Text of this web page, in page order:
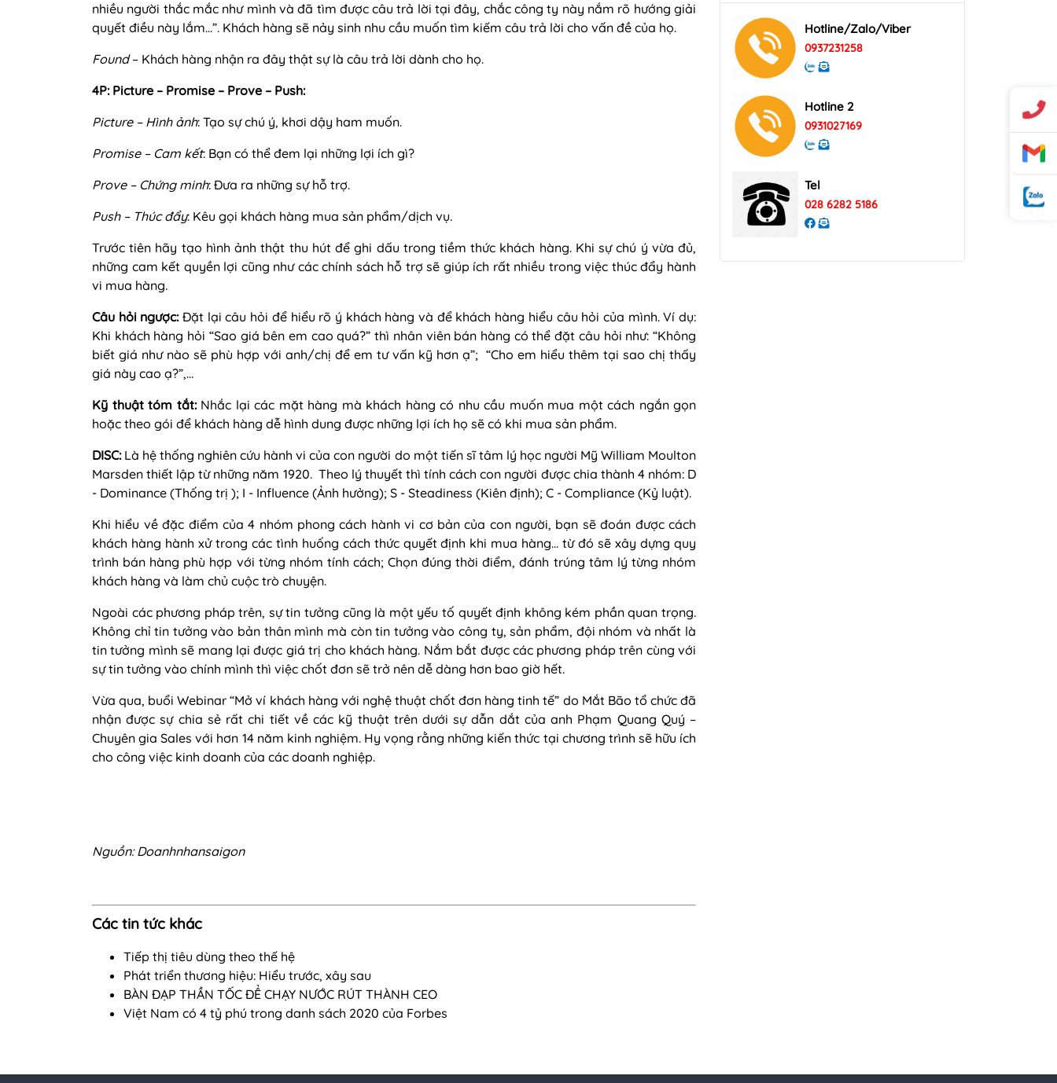
nhiều người thắc mắc như mình và đã tìm được câu trả lời tại đây, chắc công ty này nắm rõ hướng giải
quyết điều này lắm…”. Khách hàng sẽ nảy sinh nhu cầu muốn tìm kiếm câu trả lời cho vấn đề của họ.
Found– Khách hàng nhận ra đây thật sự là câu trả lời dành cho họ.
4P: Picture – Promise – Prove – Push:
Picture – Hình ảnh: Tạo sự chú ý, khơi dậy ham muốn.
Promise – Cam kết: Bạn có thể đem lại những lợi ích gì?
Prove – Chứng minh: Đưa ra những sự hỗ trợ.
Push – Thúc đẩy: Kêu gọi khách hàng mua sản phẩm/dịch vụ.
Trước tiên hãy tạo hình ảnh thật thu hút để ghi dấu trong tiềm thức khách hàng. Khi sự chú ý vừa đủ,
những cam kết quyền lợi cũng như các chính sách hỗ trợ sẽ giúp ích rất nhiều trong việc thúc đẩy hành
vi mua hàng.
Câu hỏi ngược:Đặt lại câu hỏi để hiểu rõ ý khách hàng và để khách hàng hiểu câu hỏi của mình. Ví dụ:
Khi khách hàng hỏi “Sao giá bên em cao quá?” thì nhân viên bán hàng có thể đặt câu hỏi như: “Không
biết giá như nào sẽ phù hợp với anh/chị để em tư vấn kỹ hơn ạ”; “Cho em hiểu thêm tại sao chị thấy
giá này cao ạ?”,…
Kỹ thuật tóm tắt: Nhắc lại các mặt hàng mà khách hàng có nhu cầu muốn mua một cách ngắn gọn
hoặc theo gói để khách hàng dễ hình dung được những lợi ích họ sẽ có khi mua sản phẩm.
DISC:Là hệ thống nghiên cứu hành vi của con người do một tiến sĩ tâm lý học người Mỹ William Moulton
Marsden thiết lập từ những năm 1920. Theo lý thuyết thì tính cách con người được chia thành 4 nhóm: D
- Dominance (Thống trị ); I - Influence (Ảnh hưởng); S - Steadiness (Kiên định); C - Compliance (Kỷ luật).
Khi hiểu về đặc điểm của 4 nhóm phong cách hành vi cơ bản của con người, bạn sẽ đoán được cách
khách hàng hành xử trong các tình huống cách thức quyết định khi mua hàng… từ đó sẽ xây dựng quy
trình bán hàng phù hợp với từng nhóm tính cách; Chọn đúng thời điểm, đánh trúng tâm lý từng nhóm
khách hàng và làm chủ cuộc trò chuyện.
Ngoài các phương pháp trên, sự tin tưởng cũng là một yếu tố quyết định không kém phần quan trọng.
Không chỉ tin tưởng vào bản thân mình mà còn tin tưởng vào công ty, sản phẩm, đội nhóm và nhất là
tin tưởng mình sẽ mang lại được giá trị cho khách hàng. Nắm bắt được các phương pháp trên cùng với
sự tin tưởng vào chính mình thì việc chốt đơn sẽ trở nên dễ dàng hơn bao giờ hết.
Vừa qua, buổi Webinar “Mở ví khách hàng với nghệ thuật chốt đơn hàng tinh tế” do Mắt Bão tổ chức đã
nhận được sự chia sẻ rất chi tiết về các kỹ thuật trên dưới sự dẫn dắt của anh Phạm Quang Quý –
Chuyên gia Sales với hơn 14 năm kinh nghiệm. Hy vọng rằng những kiến thức tại chương trình sẽ hữu ích
cho công việc kinh doanh của các doanh nghiệp.
Nguồn: Doanhnhansaigon
Các tin tức khác
Tiếp thị tiêu dùng theo thế hệ
Phát triển thương hiệu: Hiểu trước, xây sau
BÀN ĐẠP THẦN TỐC ĐỂ CHẠY NƯỚC RÚT THÀNH CEO
Việt Nam có 4 tỷ phú trong danh sách 2020 của Forbes
Hotline/Zalo/Viber
0937231258
Hotline 2
0931027169
Tel
028 6282 5186